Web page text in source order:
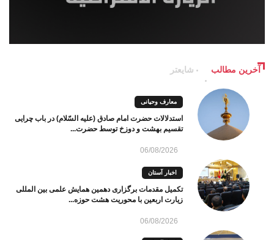
آخرین مطالب شایعتر
معارف وحیانی
استدلالات حضرت امام صادق (علیه السّلام) در باب چرایی
تقسیم بهشت و دوزخ توسط حضرت...
06/08/2026
اخبار آستان
تکمیل مقدمات برگزاری دهمین همایش علمی بین المللی
زیارت اربعین با محوریت هشت حوزه...
06/08/2026